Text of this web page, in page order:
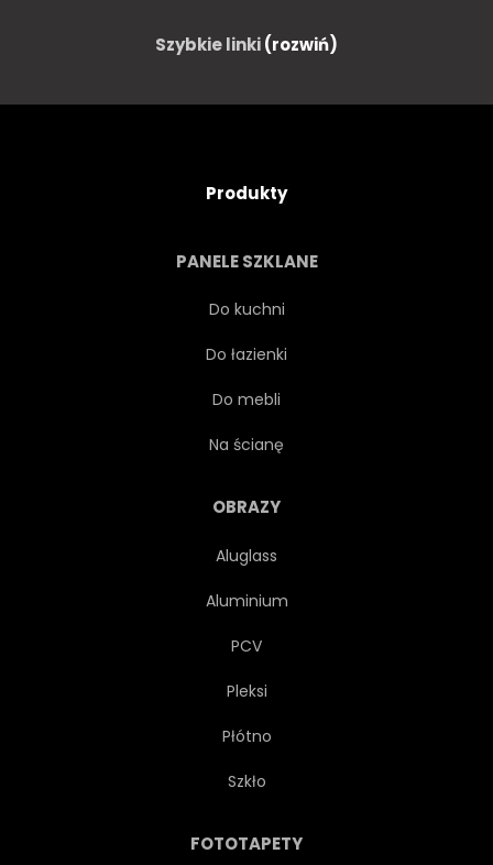
Szybkie linki(rozwiń)
Produkty
PANELE SZKLANE
Do kuchni
Do łazienki
Do mebli
Na ścianę
OBRAZY
Aluglass
Aluminium
PCV
Pleksi
Płótno
Szkło
FOTOTAPETY